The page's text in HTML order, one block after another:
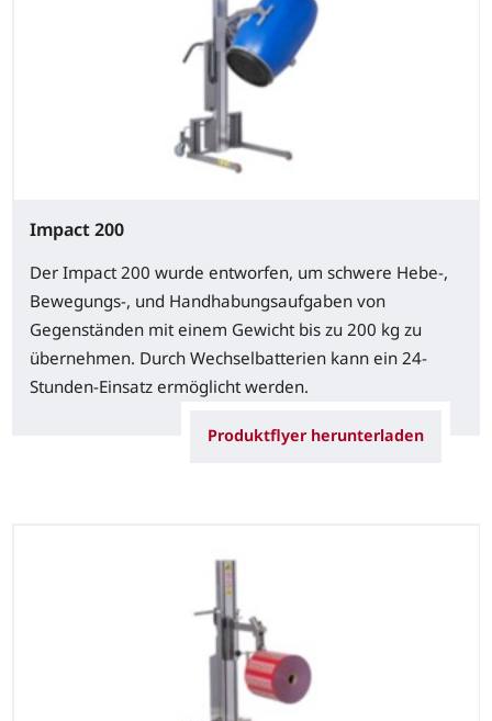
Impact 200
Der Impact 200 wurde entworfen, um schwere Hebe-,
Bewegungs-, und Handhabungsaufgaben von
Gegenständen mit einem Gewicht bis zu 200 kg zu
übernehmen. Durch Wechselbatterien kann ein 24-
Stunden-Einsatz ermöglicht werden.
Produktflyer herunterladen